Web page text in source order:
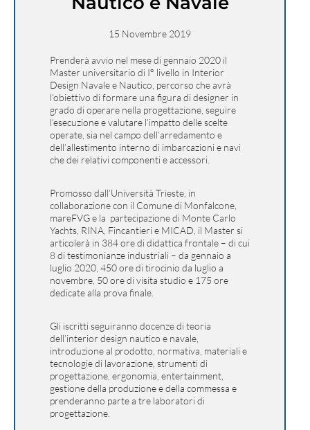
15 Novembre 2019
Prenderà avvio nel mese di gennaio 2020 il
Master universitario di I° livello in Interior
Design Navale e Nautico, percorso che avrà
l’obiettivo di formare una figura di designer in
grado di operare nella progettazione, seguire
l’esecuzione e valutare l’impatto delle scelte
operate, sia nel campo dell’arredamento e
dell’allestimento interno di imbarcazioni e navi
che dei relativi componenti e accessori.
Promosso dall’Università Trieste, in
collaborazione con il Comune di Monfalcone,
mareFVG e la partecipazione di Monte Carlo
Yachts, RINA, Fincantieri e MICAD, il Master si
articolerà in 384 ore di didattica frontale – di cui
8 di testimonianze industriali – da gennaio a
luglio 2020, 450 ore di tirocinio da luglio a
novembre, 50 ore di visita studio e 175 ore
dedicate alla prova finale.
Gli iscritti seguiranno docenze di teoria
dell’interior design nautico e navale,
introduzione al prodotto, normativa, materiali e
tecnologie di lavorazione, strumenti di
progettazione, ergonomia, entertainment,
gestione della produzione e della commessa e
prenderanno parte a tre laboratori di
progettazione.